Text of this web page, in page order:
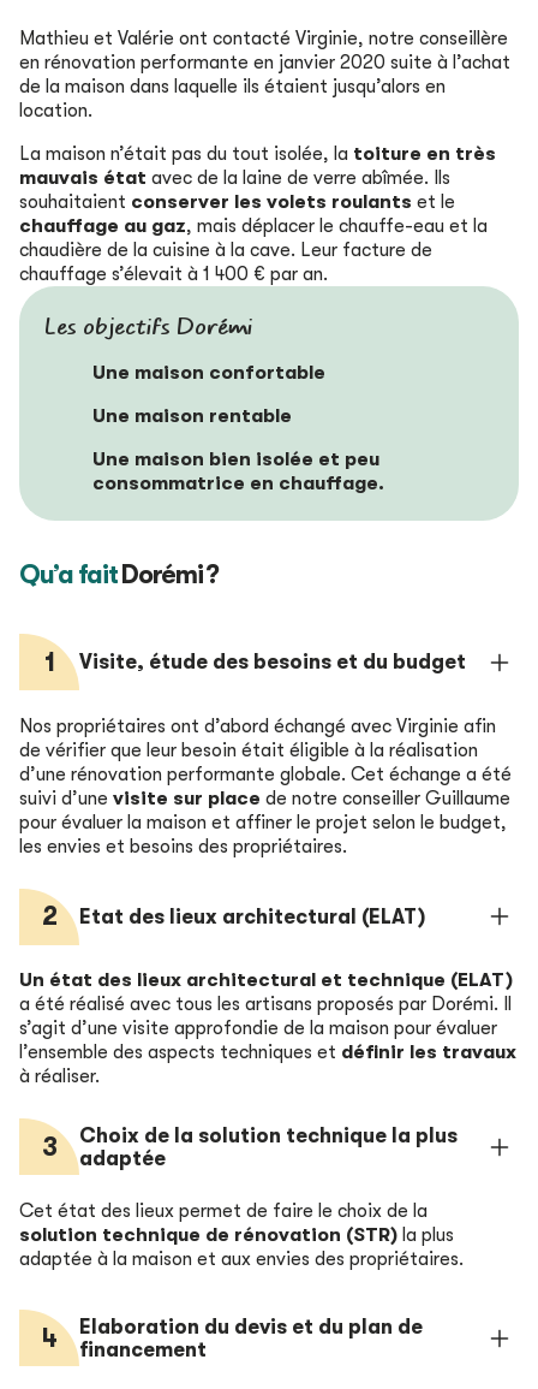
Mathieu et Valérie ont contacté Virginie, notre conseillère
en rénovation performante en janvier 2020 suite à l’achat
de la maison dans laquelle ils étaient jusqu’alors en
location.
La maison n’était pas du tout isolée, la toiture en très
mauvais état avec de la laine de verre abîmée. Ils
souhaitaient conserver les volets roulants et le
chauffage au gaz, mais déplacer le chauffe-eau et la
chaudière de la cuisine à la cave. Leur facture de
chauffage s’élevait à 1 400 € par an.
Les objectifs Dorémi
Une maison confortable
Une maison rentable
Une maison bien isolée et peu
consommatrice en chauffage.
Qu’a faitDorémi ?
1 Visite, étude des besoins et du budget
Nos propriétaires ont d’abord échangé avec Virginie afin
de vérifier que leur besoin était éligible à la réalisation
d’une rénovation performante globale. Cet échange a été
suivi d’une visite sur place de notre conseiller Guillaume
pour évaluer la maison et affiner le projet selon le budget,
les envies et besoins des propriétaires.
2 Etat des lieux architectural (ELAT)
Un état des lieux architectural et technique (ELAT)
a été réalisé avec tous les artisans proposés par Dorémi. Il
s’agit d’une visite approfondie de la maison pour évaluer
l’ensemble des aspects techniques et définir les travaux
à réaliser.
3
Choix de la solution technique la plus
adaptée
Cet état des lieux permet de faire le choix de la
solution technique de rénovation (STR) la plus
adaptée à la maison et aux envies des propriétaires.
4
Elaboration du devis et du plan de
financement